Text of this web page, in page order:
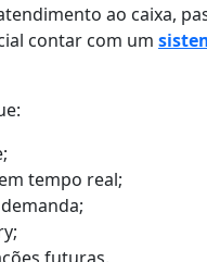
ao caixa,
contar com um
tempo real;